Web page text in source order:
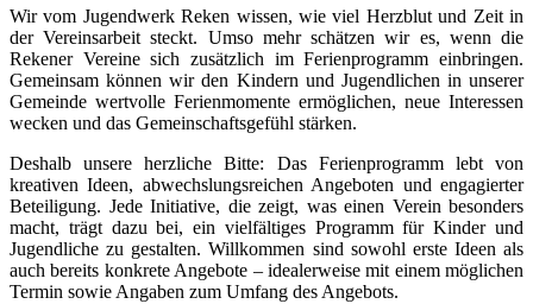
Wir vom Jugendwerk Reken wissen, wie viel Herzblut und Zeit in
der Vereinsarbeit steckt. Umso mehr schätzen wir es, wenn die
Rekener Vereine sich zusätzlich im Ferienprogramm einbringen.
Gemeinsam können wir den Kindern und Jugendlichen in unserer
Gemeinde wertvolle Ferienmomente ermöglichen, neue Interessen
wecken und das Gemeinschaftsgefühl stärken.
Deshalb unsere herzliche Bitte: Das Ferienprogramm lebt von
kreativen Ideen, abwechslungsreichen Angeboten und engagierter
Beteiligung. Jede Initiative, die zeigt, was einen Verein besonders
macht, trägt dazu bei, ein vielfältiges Programm für Kinder und
Jugendliche zu gestalten. Willkommen sind sowohl erste Ideen als
auch bereits konkrete Angebote – idealerweise mit einem möglichen
Termin sowie Angaben zum Umfang des Angebots.